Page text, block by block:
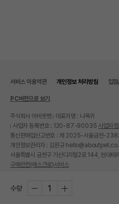
수량
서비스 이용약관 개인정보 처리방침 입
PC버전으로 보기
주식회사 어바웃펫
대표자명 : 나옥귀
사업자 등록번호 : 120-87-90035 사업자
통신판매업신고번호 : 제 2025-서울금천-
개인정보관리자 : 김원규
서울특별시 금천구 가산디지털2로 144, 현대
구매안전(에스크로)서비스